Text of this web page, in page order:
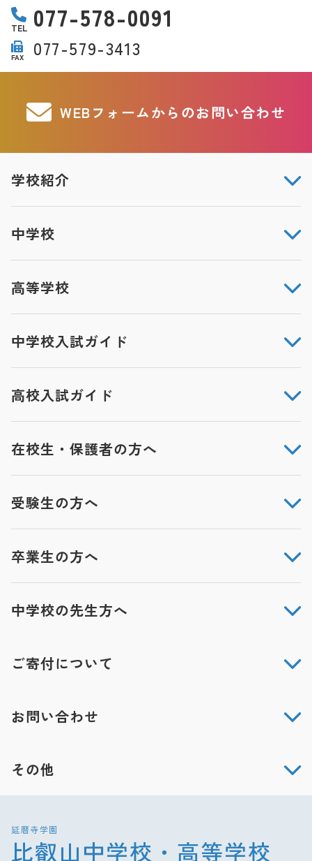
TEL 077-578-0091
FAX 077-579-3413
WEBフォームからのお問い合わせ
学校紹介
中学校
高等学校
中学校入試ガイド
高校入試ガイド
在校生・保護者の方へ
受験生の方へ
卒業生の方へ
中学校の先生方へ
ご寄付について
お問い合わせ
その他
延暦寺学園
比叡山中学校・高等学校